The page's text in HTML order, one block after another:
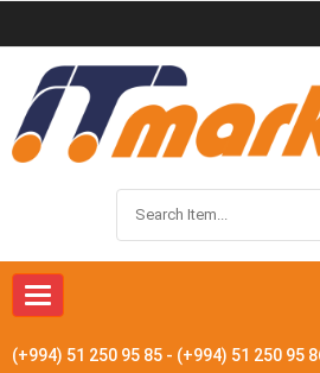
Toggle
navigation
(+994) 51 250 95 85 - (+994) 51 250 95